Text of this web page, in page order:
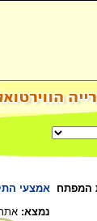
המפתח אמצעי
נמצא: